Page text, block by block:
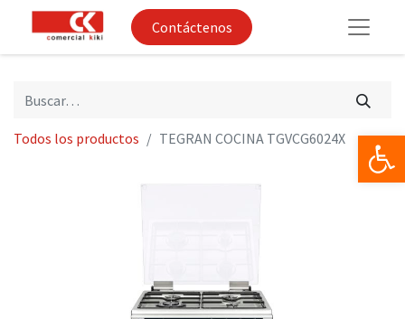
Contáctenos
Todos los productos TEGRAN COCINA TGVCG6024X